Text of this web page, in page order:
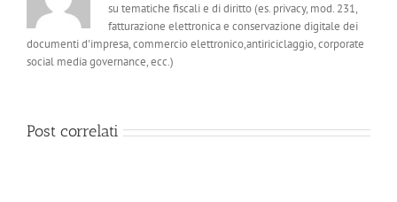
su tematiche fiscali e di diritto (es. privacy, mod. 231,
fatturazione elettronica e conservazione digitale dei
documenti d'impresa, commercio elettronico,antiriciclaggio, corporate
social media governance, ecc.)
Post correlati